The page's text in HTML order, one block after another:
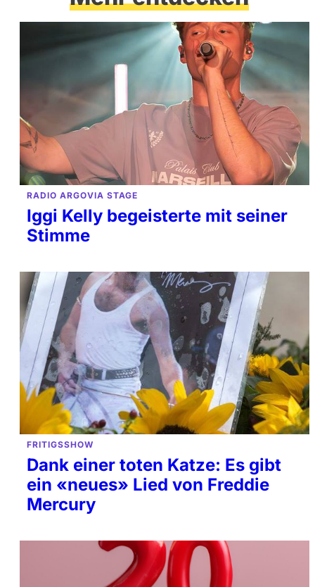
RADIO ARGOVIA STAGE
Iggi Kelly begeisterte mit seiner
Stimme
FRITIGSSHOW
Dank einer toten Katze: Es gibt
ein «neues» Lied von Freddie
Mercury